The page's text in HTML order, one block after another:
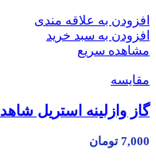
افزودن به علاقه مندی
افزودن به سبد خرید
مشاهده سریع
مقایسه
گاز وازلینه استریل شاهد
7,000 تومان